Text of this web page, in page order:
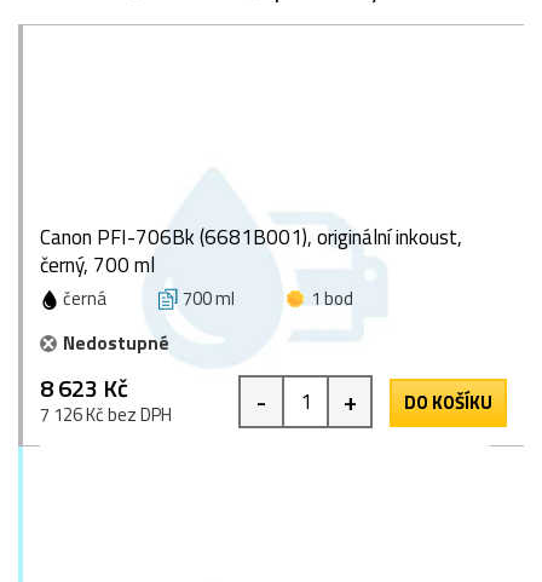
Canon PFI-706Bk (6681B001), originální inkoust,
černý, 700 ml
černá 700 ml
1 bod
Nedostupné
8 623 Kč
7 126 Kč bez DPH - + DO KOŠÍKU